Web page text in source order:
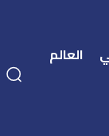
العالم